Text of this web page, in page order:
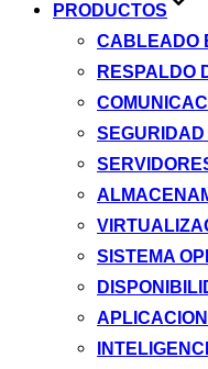
PRODUCTOS
CABLEADO
RESPALDO
SISTEMA